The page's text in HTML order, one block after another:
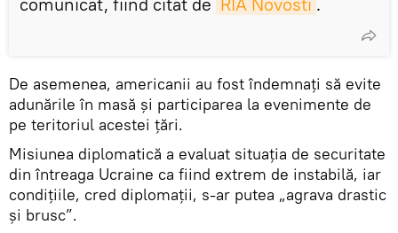
De asemenea, americanii au fost îndemnați să evite
adunările în masă și participarea la evenimente de
pe teritoriul acestei țări.
Misiunea diplomatică a evaluat situația de securitate
din întreaga Ucraine ca fiind extrem de instabilă, iar
condițiile, cred diplomații, s-ar putea „agrava drastic
și brusc”.